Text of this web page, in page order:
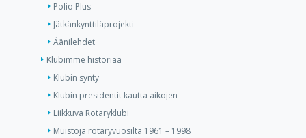
Polio Plus
Jätkänkynttiläprojekti
Äänilehdet
Klubimme historiaa
Klubin synty
Klubin presidentit kautta aikojen
Liikkuva Rotaryklubi
Muistoja rotaryvuosilta 1961 – 1998